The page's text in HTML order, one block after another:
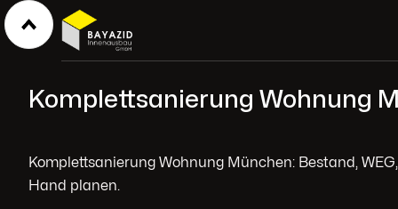
Komplettsanierung Wohnung
Komplettsanierung Wohnung München: Bestand,
Hand planen.